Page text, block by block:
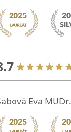
Eva MUDr.